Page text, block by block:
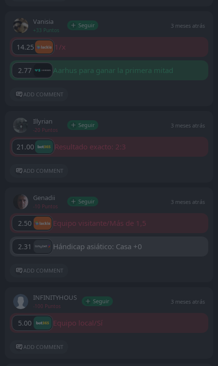
Vanisia
+33 Puntos
Seguir 3 meses atrás
14.25 1/x
2.77 Aarhus para ganar la primera mitad
ADD COMMENT
Illyrian
-20 Puntos
Seguir 3 meses atrás
21.00 Resultado exacto: 2:3
ADD COMMENT
Genadii
-10 Puntos
Seguir 3 meses atrás
2.50 Equipo visitante/Más de 1,5
2.31 Hándicap asiático: Casa +0
ADD COMMENT
INFINITYHOUS
-100 Puntos
Seguir 3 meses atrás
5.00 Equipo local/Sí
ADD COMMENT